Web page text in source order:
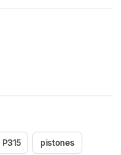
P315 pistones